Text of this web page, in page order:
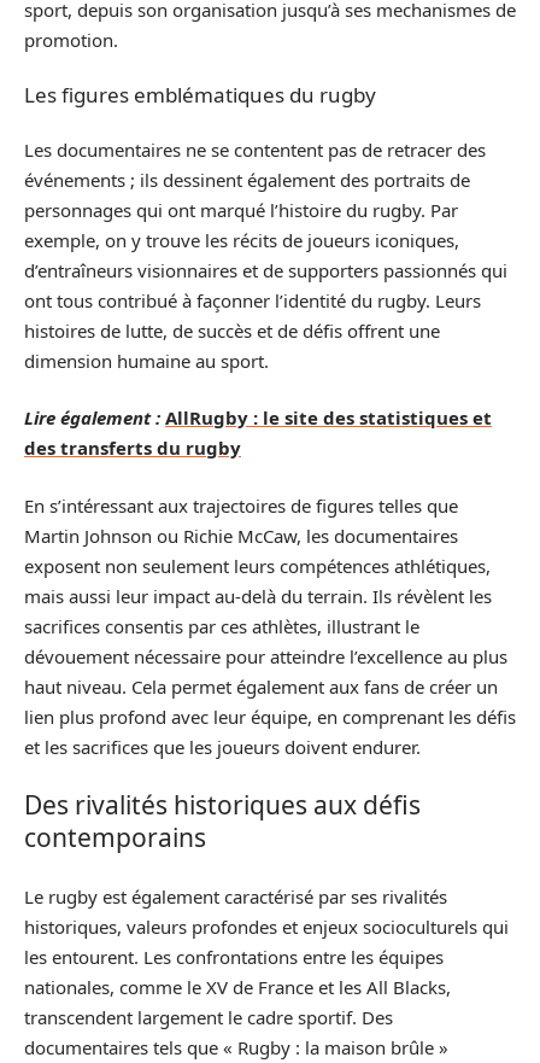
sport, depuis son organisation jusqu’à ses mechanismes de
promotion.
Les figures emblématiques du rugby
Les documentaires ne se contentent pas de retracer des
événements ; ils dessinent également des portraits de
personnages qui ont marqué l’histoire du rugby. Par
exemple, on y trouve les récits de joueurs iconiques,
d’entraîneurs visionnaires et de supporters passionnés qui
ont tous contribué à façonner l’identité du rugby. Leurs
histoires de lutte, de succès et de défis offrent une
dimension humaine au sport.
Lire également : AllRugby : le site des statistiques et
des transferts du rugby
En s’intéressant aux trajectoires de figures telles que
Martin Johnson ou Richie McCaw, les documentaires
exposent non seulement leurs compétences athlétiques,
mais aussi leur impact au-delà du terrain. Ils révèlent les
sacrifices consentis par ces athlètes, illustrant le
dévouement nécessaire pour atteindre l’excellence au plus
haut niveau. Cela permet également aux fans de créer un
lien plus profond avec leur équipe, en comprenant les défis
et les sacrifices que les joueurs doivent endurer.
Des rivalités historiques aux défis
contemporains
Le rugby est également caractérisé par ses rivalités
historiques, valeurs profondes et enjeux socioculturels qui
les entourent. Les confrontations entre les équipes
nationales, comme le XV de France et les All Blacks,
transcendent largement le cadre sportif. Des
documentaires tels que « Rugby : la maison brûle »